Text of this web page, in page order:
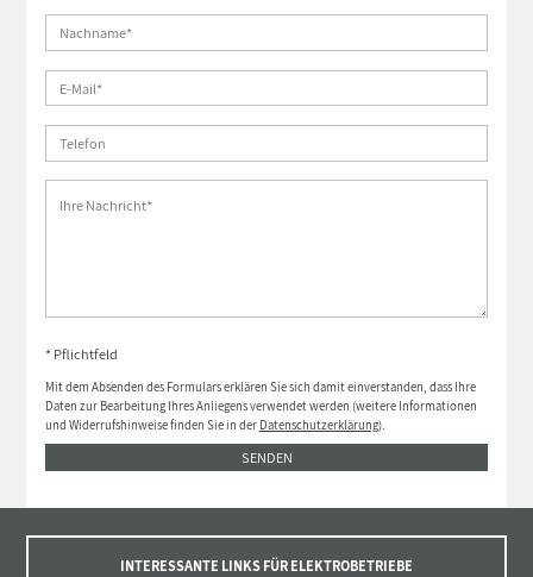
* Pflichtfeld
Mit dem Absenden des Formulars erklären Sie sich damit einverstanden, dass Ihre
Daten zur Bearbeitung Ihres Anliegens verwendet werden (weitere Informationen
und Widerrufshinweise finden Sie in der Datenschutzerklärung).
SENDEN
INTERESSANTE LINKS FÜR ELEKTROBETRIEBE